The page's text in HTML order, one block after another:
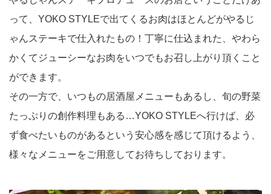
って、YOKO STYLEで出てくるお肉はほとんどがやるじ
ゃんステーキで仕入れたもの！丁寧に仕込まれた、やわら
かくてジューシーなお肉をいつでもお召し上がり頂くこと
ができます。
その一方で、いつもの居酒屋メニューもあるし、旬の野菜
たっぷりの創作料理もある…YOKO STYLEへ行けば、必
ず食べたいものがあるという安心感を感じて頂けるよう、
様々なメニューをご用意してお待ちしております。